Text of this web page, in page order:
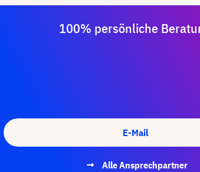
100% persönliche
E-Mail
Alle Ansprechpartner